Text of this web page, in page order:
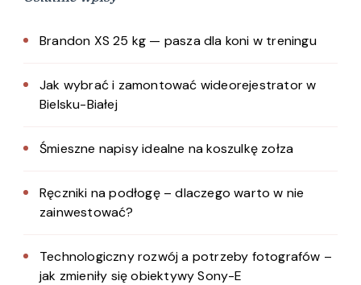
Brandon XS 25 kg — pasza dla koni w treningu
Jak wybrać i zamontować wideorejestrator w
Bielsku-Białej
Śmieszne napisy idealne na koszulkę zołza
Ręczniki na podłogę – dlaczego warto w nie
zainwestować?
Technologiczny rozwój a potrzeby fotografów –
jak zmieniły się obiektywy Sony-E